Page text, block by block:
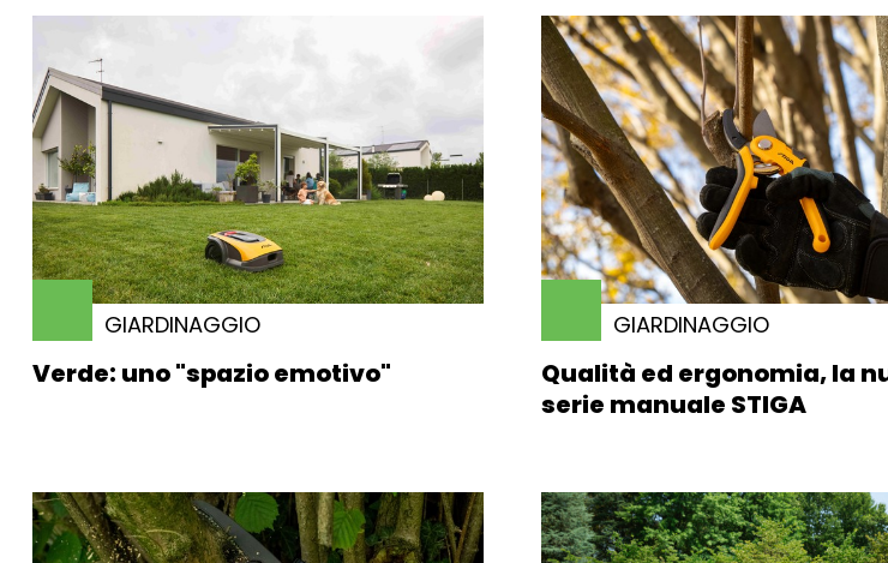
GIARDINAGGIO
Verde: uno "spazio emotivo"
GIARDINAGGIO
Qualità ed ergonomia, la
serie manuale STIGA